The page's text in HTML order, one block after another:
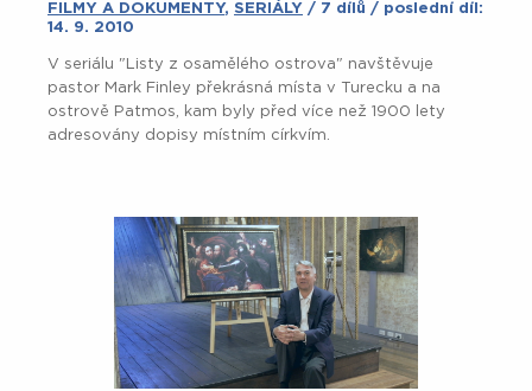
FILMY A DOKUMENTY, SERIÁLY / 7 dílů / poslední díl:
14. 9. 2010
V seriálu "Listy z osamělého ostrova" navštěvuje
pastor Mark Finley překrásná místa v Turecku a na
ostrově Patmos, kam byly před více než 1900 lety
adresovány dopisy místním církvím.